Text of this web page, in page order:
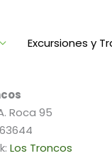
Excursiones y
Roca 95
Los Troncos